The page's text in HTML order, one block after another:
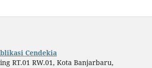
Cendekia
RT.01 RW.01, Kota Banjarbaru,